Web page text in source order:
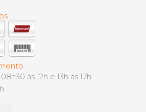
08h30 às 12h e 13h às 17h